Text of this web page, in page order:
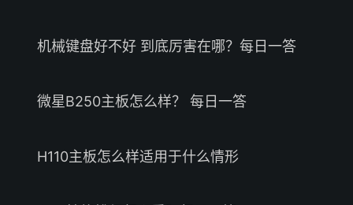
机械键盘好不好 到底厉害在哪？每日一答
微星B250主板怎么样？ 每日一答
H110主板怎么样适用于什么情形